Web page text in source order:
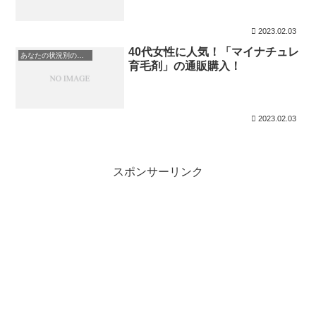
2023.02.03
あなたの状況別のオススメ育毛剤一覧まとめ！
40代女性に人気！「マイナチュレ
育毛剤」の通販購入！
2023.02.03
スポンサーリンク